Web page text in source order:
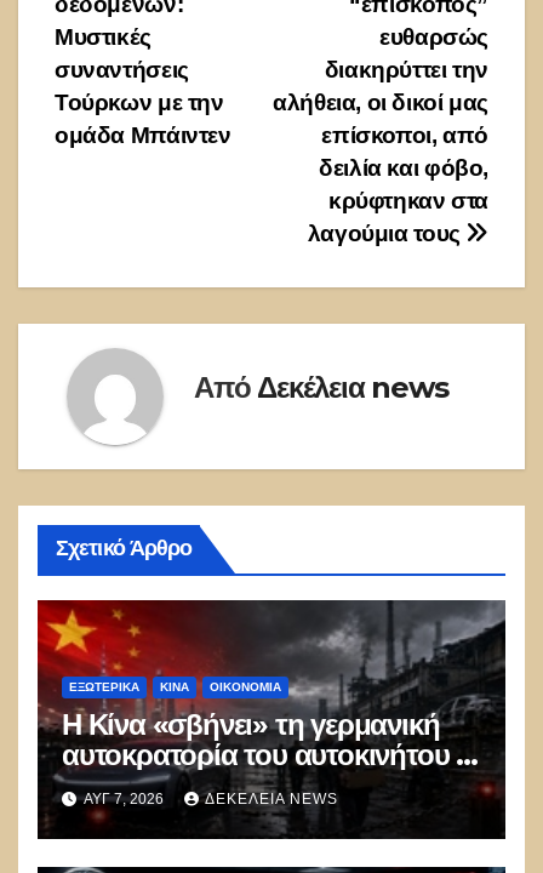
άρθρων
ευθαρσώς
διακηρύττει την
αλήθεια, οι δικοί μας
επίσκοποι, από
δειλία και φόβο,
κρύφτηκαν στα
λαγούμια τους
Μυστικές
συναντήσεις
Τούρκων με την
ομάδα Μπάιντεν
Από Δεκέλεια news
Σχετικό Άρθρο
ΕΞΩΤΕΡΙΚΑ ΚΊΝΑ ΟΙΚΟΝΟΜΙΑ
Η Κίνα «σβήνει» τη γερμανική
αυτοκρατορία του αυτοκινήτου –
100.000 απολύσεις, λουκέτα και
πολιτικός πανικός
ΑΥΓ 7, 2026 ΔΕΚΈΛΕΙΑ NEWS